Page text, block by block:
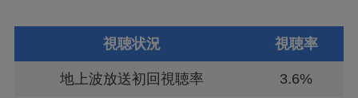
視聴状況 視聴率
地上波放送初回視聴率 3.6%